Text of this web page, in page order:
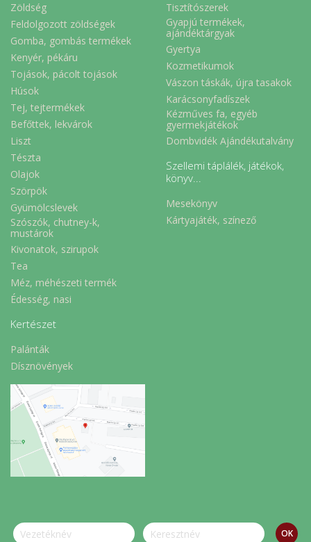
Zöldség
Feldolgozott zöldségek
Gomba, gombás termékek
Kenyér, pékáru
Tojások, pácolt tojások
Húsok
Tej, tejtermékek
Befőttek, lekvárok
Liszt
Tészta
Olajok
Szörpök
Gyümölcslevek
Szószók, chutney-k,
mustárok
Kivonatok, szirupok
Tea
Méz, méhészeti termék
Édesség, nasi
Kertészet
Palánták
Dísznövények
Tisztítószerek
Gyapjú termékek,
ajándéktárgyak
Gyertya
Kozmetikumok
Vászon táskák, újra tasakok
Karácsonyfadíszek
Kézműves fa, egyéb
gyermekjátékok
Dombvidék Ajándékutalvány
Szellemi táplálék, játékok,
könyv...
Mesekönyv
Kártyajáték, színező